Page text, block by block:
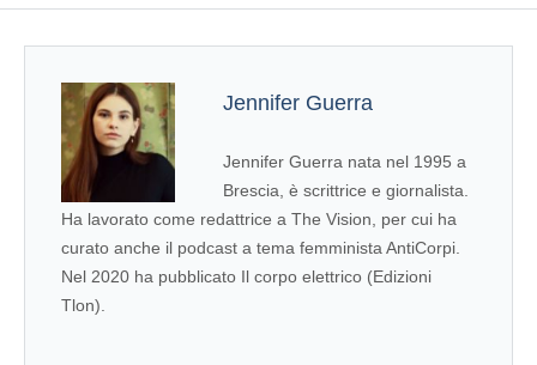
Jennifer Guerra
Jennifer Guerra nata nel 1995 a
Brescia, è scrittrice e giornalista.
Ha lavorato come redattrice a The Vision, per cui ha
curato anche il podcast a tema femminista AntiCorpi.
Nel 2020 ha pubblicato Il corpo elettrico (Edizioni
Tlon).